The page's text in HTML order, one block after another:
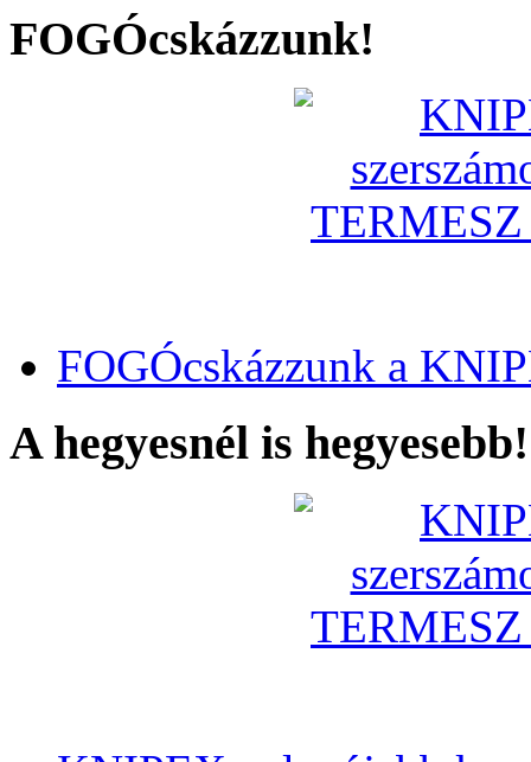
FOGÓcskázzunk!
FOGÓcskázzunk a
A hegyesnél is hegyesebb!